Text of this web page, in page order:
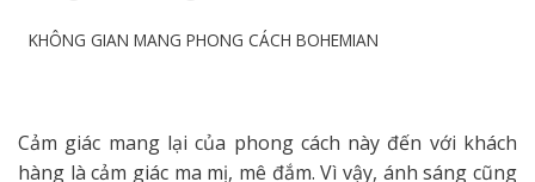
KHÔNG GIAN MANG PHONG CÁCH BOHEMIAN
Cảm giác mang lại của phong cách này đến với khách
hàng là cảm giác ma mị, mê đắm. Vì vậy, ánh sáng cũng